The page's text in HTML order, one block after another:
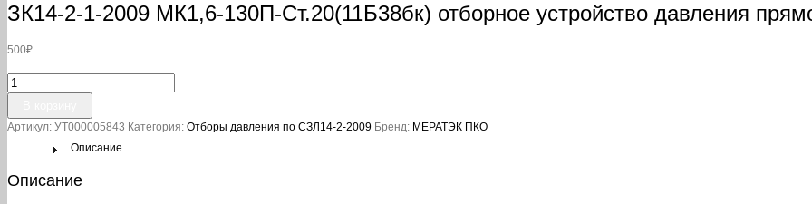
ЗК14-2-1-2009 МК1,6-130П-Ст.20(11Б38бк) отборное устройство давления
500₽
Количество
товара
ЗК14-
2-
МК1,6-
Артикул: УТ000005843 Категория: Отборы давления по СЗЛ14-2-2009 Бренд: МЕРАТЭК ПКО
Описание
Описание